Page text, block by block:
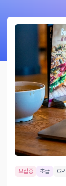
모집중 초급